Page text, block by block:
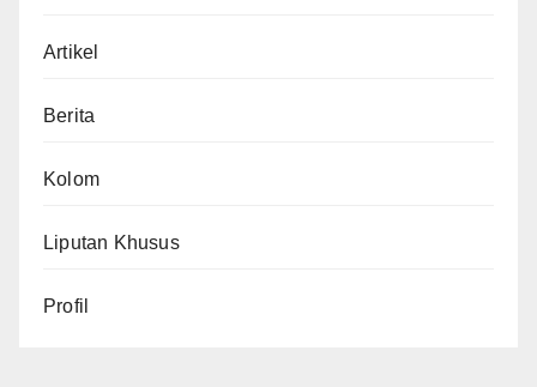
Artikel
Berita
Kolom
Liputan Khusus
Profil